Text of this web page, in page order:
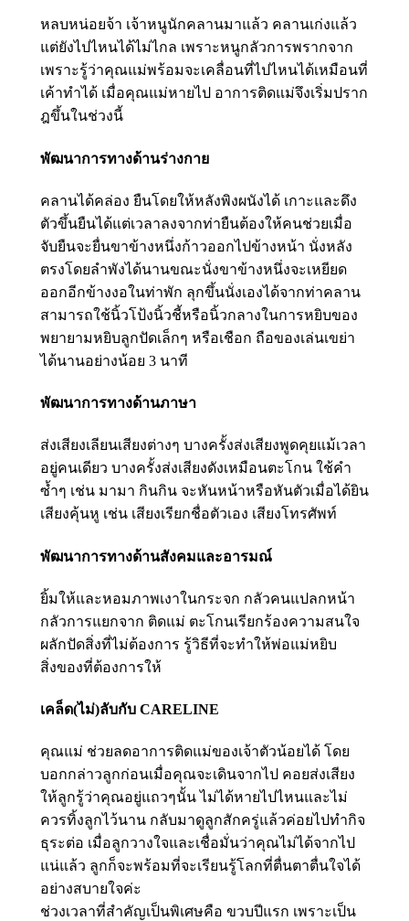
หลบหน่อยจ้า เจ้าหนูนักคลานมาแล้ว คลานเก่งแล้ว
แต่ยังไปไหนได้ไม่ไกล เพราะหนูกลัวการพรากจาก
เพราะรู้ว่าคุณแม่พร้อมจะเคลื่อนที่ไปไหนได้เหมือนที่
เค้าทำได้ เมื่อคุณแม่หายไป อาการติดแม่จึงเริ่มปราก
ฎขึ้นในช่วงนี้
พัฒนาการทางด้านร่างกาย
คลานได้คล่อง ยืนโดยให้หลังพิงผนังได้ เกาะและดึง
ตัวขึ้นยืนได้แต่เวลาลงจากท่ายืนต้องให้คนช่วยเมื่อ
จับยืนจะยื่นขาข้างหนึ่งก้าวออกไปข้างหน้า นั่งหลัง
ตรงโดยลำพังได้นานขณะนั่งขาข้างหนึ่งจะเหยียด
ออกอีกข้างงอในท่าพัก ลุกขึ้นนั่งเองได้จากท่าคลาน
สามารถใช้นิ้วโป้งนิ้วชี้หรือนิ้วกลางในการหยิบของ
พยายามหยิบลูกปัดเล็กๆ หรือเชือก ถือของเล่นเขย่า
ได้นานอย่างน้อย 3 นาที
พัฒนาการทางด้านภาษา
ส่งเสียงเลียนเสียงต่างๆ บางครั้งส่งเสียงพูดคุยแม้เวลา
อยู่คนเดียว บางครั้งส่งเสียงดังเหมือนตะโกน ใช้คำ
ซ้ำๆ เช่น มามา กินกิน จะหันหน้าหรือหันตัวเมื่อได้ยิน
เสียงคุ้นหู เช่น เสียงเรียกชื่อตัวเอง เสียงโทรศัพท์
พัฒนาการทางด้านสังคมและอารมณ์
ยิ้มให้และหอมภาพเงาในกระจก กลัวคนแปลกหน้า
กลัวการแยกจาก ติดแม่ ตะโกนเรียกร้องความสนใจ
ผลักปัดสิ่งที่ไม่ต้องการ รู้วิธีที่จะทำให้พ่อแม่หยิบ
สิ่งของที่ต้องการให้
เคล็ด(ไม่)ลับกับ CARELINE
คุณแม่ ช่วยลดอาการติดแม่ของเจ้าตัวน้อยได้ โดย
บอกกล่าวลูกก่อนเมื่อคุณจะเดินจากไป คอยส่งเสียง
ให้ลูกรู้ว่าคุณอยู่แถวๆนั้น ไม่ได้หายไปไหนและไม่
ควรทิ้งลูกไว้นาน กลับมาดูลูกสักครู่แล้วค่อยไปทำกิจ
ธุระต่อ เมื่อลูกวางใจและเชื่อมั่นว่าคุณไม่ได้จากไป
แน่แล้ว ลูกก็จะพร้อมที่จะเรียนรู้โลกที่ตื่นตาตื่นใจได้
อย่างสบายใจค่ะ
ช่วงเวลาที่สำคัญเป็นพิเศษคือ ขวบปีแรก เพราะเป็น